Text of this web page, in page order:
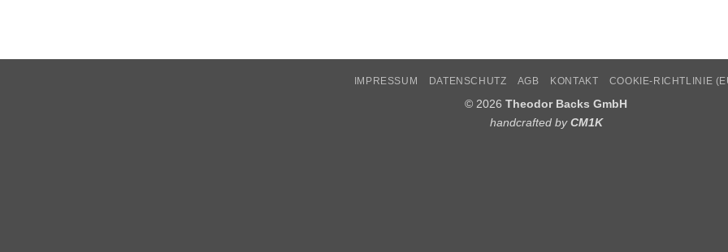
IMPRESSUM DATENSCHUTZ AGB KONTAKT COOKIE-RICHTLINIE
© 2026 Theodor Backs GmbH
handcrafted byCM1K